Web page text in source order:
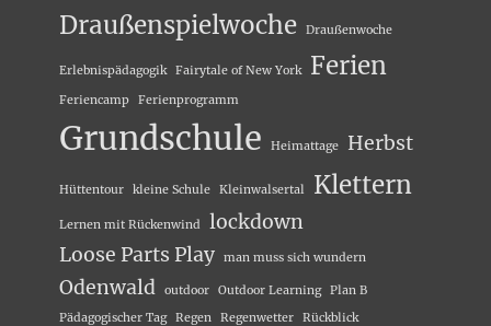
Draußenspielwoche Draußenwoche
Erlebnispädagogik Fairytale of New York Ferien
Feriencamp Ferienprogramm
Grundschule Heimattage Herbst
Hüttentour kleine Schule Kleinwalsertal Klettern
Lernen mit Rückenwind
lockdown
Loose Parts Play
man muss sich wundern
Odenwald outdoor Outdoor Learning
Plan B
Pädagogischer Tag
Regen Regenwetter
Rückblick